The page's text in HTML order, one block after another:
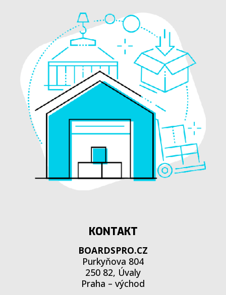
KONTAKT
BOARDSPRO.CZ
Purkyňova 804
250 82, Úvaly
Praha – východ